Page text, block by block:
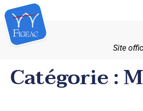
Site
Catégorie :